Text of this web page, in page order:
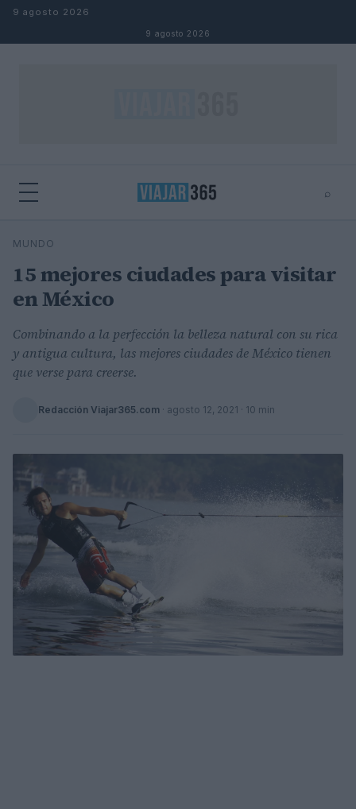
Saltar al contenido
9 agosto 2026
9 agosto 2026
⌕
Buscar
MUNDO
15 mejores ciudades para visitar
en México
Combinando a la perfección la belleza natural con su rica
y antigua cultura, las mejores ciudades de México tienen
que verse para creerse.
Redacción Viajar365.com · agosto 12, 2021 · 10 min